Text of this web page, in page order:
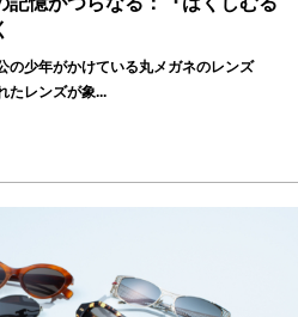
の少年がかけている丸メガネのレンズ
たレンズが象...